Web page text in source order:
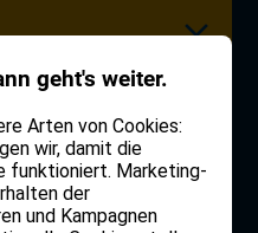
SCHRITT
geht's weiter.
Arten von Cookies:
wir, damit die
funktioniert. Marketing-
der
und Kampagnen